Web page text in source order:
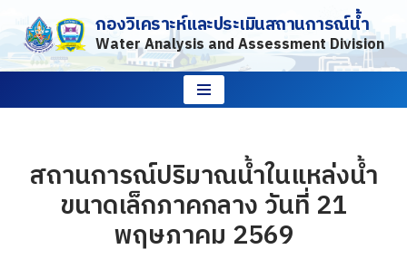
Skip
to
กองวิเคราะห์และประเมินสถานการณ์น้ำ
Water Analysis and Assessment Division
สถานการณ์ปริมาณน้ำในแหล่งน้ำ
ขนาดเล็กภาคกลาง วันที่ 21
พฤษภาคม 2569